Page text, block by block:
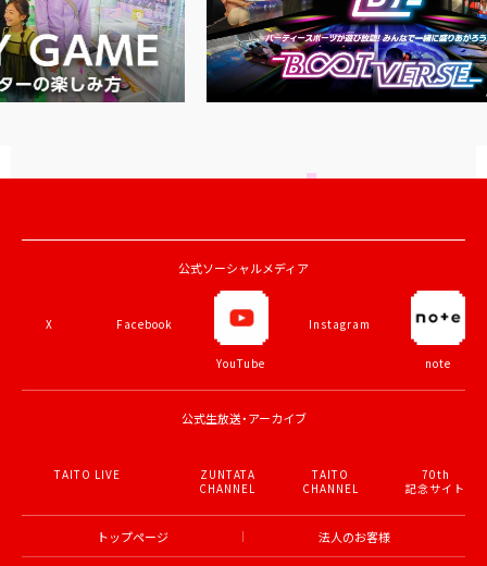
公式ソーシャルメディア
YouTube note
公式生放送・アーカイブ
TAITO LIVE
ZUNTATA
CHANNEL
TAITO
CHANNEL
70th